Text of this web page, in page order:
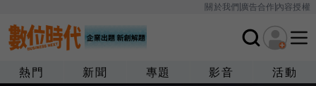
關於我們廣告合作內容授權
熱門 新聞 專題 影音 活動